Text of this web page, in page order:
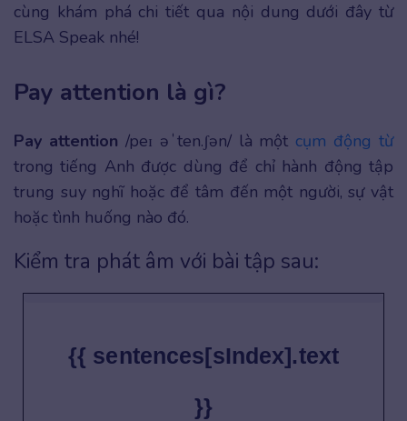
cùng khám phá chi tiết qua nội dung dưới đây từ
ELSA Speak nhé!
Pay attention là gì?
Pay attention /peɪ əˈten.ʃən/ là một cụm động từ
trong tiếng Anh được dùng để chỉ hành động tập
trung suy nghĩ hoặc để tâm đến một người, sự vật
hoặc tình huống nào đó.
Kiểm tra phát âm với bài tập sau:
{{ sentences[sIndex].text
}}